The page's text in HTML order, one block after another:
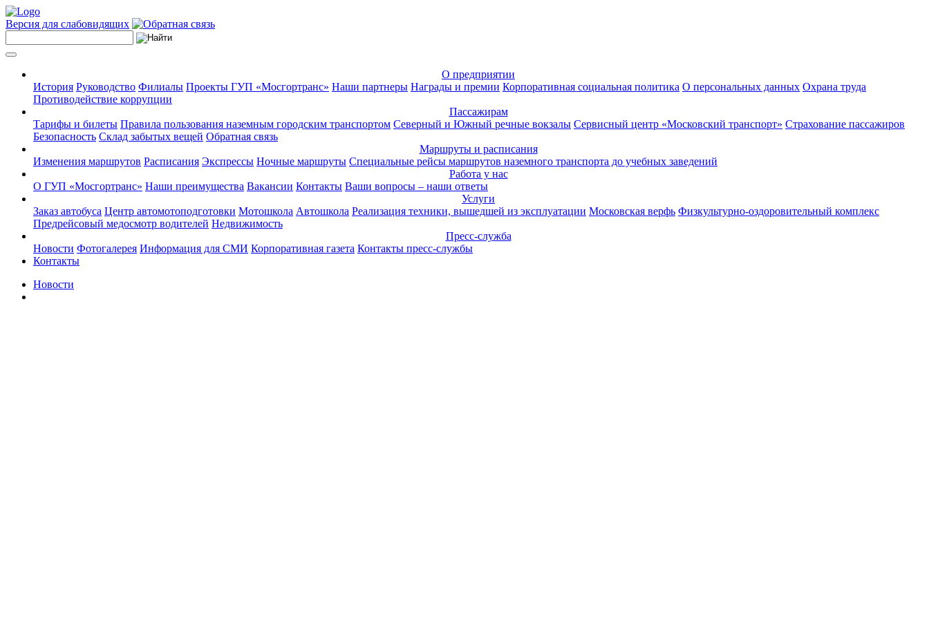
Версия для слабовидящих
О предприятии
История Руководство Филиалы Проекты ГУП «Мосгортранс» Наши партнеры Награды и премии Корпоративная социальная политика О персональных данных Охрана труда
Противодействие коррупции
Пассажирам
Тарифы и билеты Правила пользования наземным городским транспортом Северный и Южный речные вокзалы Сервисный центр «Московский транспорт» Страхование пассажиров
Безопасность Склад забытых вещей Обратная связь
Маршруты и расписания
Изменения маршрутов Расписания Экспрессы Ночные маршруты Специальные рейсы маршрутов наземного транспорта до учебных заведений
Работа у нас
О ГУП «Мосгортранс» Наши преимущества Вакансии Контакты Ваши вопросы – наши ответы
Услуги
Заказ автобуса Центр автомотоподготовки Мотошкола Автошкола Реализация техники, вышедшей из эксплуатации Московская верфь Физкультурно-оздоровительный комплекс
Предрейсовый медосмотр водителей Недвижимость
Пресс-служба
Новости Фотогалерея Информация для СМИ Корпоративная газета Контакты пресс-службы
Контакты
Новости